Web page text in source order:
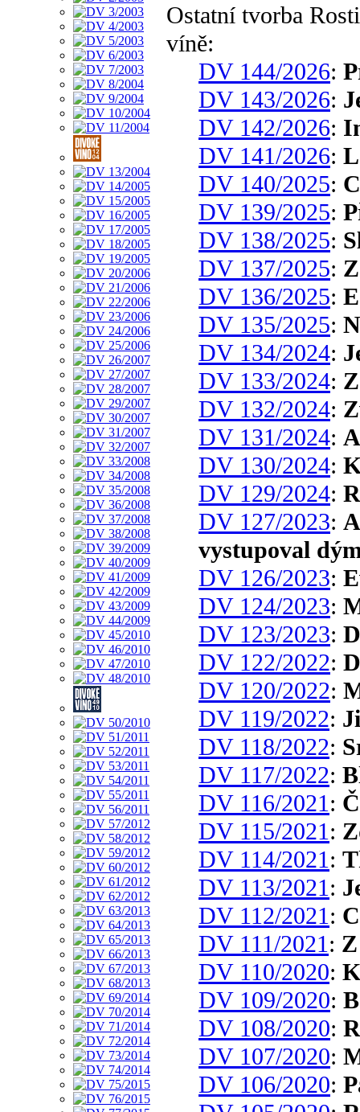
Ostatní tvorba
víně:
DV 144/2026:
DV 143/2026:
DV 142/2026:
DV 141/2026:
DV 140/2025:
DV 139/2025:
DV 138/2025:
DV 137/2025:
DV 136/2025:
DV 135/2025:
DV 134/2024:
DV 133/2024:
DV 132/2024:
DV 131/2024:
DV 130/2024:
DV 129/2024:
DV 127/2023:
vystupoval
DV 126/2023:
DV 124/2023:
DV 123/2023:
DV 122/2022:
DV 120/2022:
DV 119/2022:
DV 118/2022:
DV 117/2022:
DV 116/2021:
DV 115/2021:
DV 114/2021:
DV 113/2021:
DV 112/2021:
DV 111/2021:
DV 110/2020:
DV 109/2020:
DV 108/2020:
DV 107/2020:
DV 106/2020: